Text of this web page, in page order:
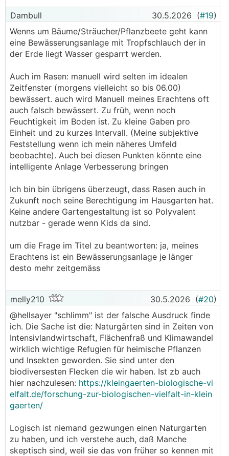
Dambull 30.5.2026 (#19)
Wenns um Bäume/Sträucher/Pflanzbeete geht kann
eine Bewässerungsanlage mit Tropfschlauch der in
der Erde liegt Wasser gesparrt werden.
Auch im Rasen: manuell wird selten im idealen
Zeitfenster (morgens vielleicht so bis 06.00)
bewässert. auch wird Manuell meines Erachtens oft
auch falsch bewässert. Zu früh, wenn noch
Feuchtigkeit im Boden ist. Zu kleine Gaben pro
Einheit und zu kurzes Intervall. (Meine subjektive
Feststellung wenn ich mein näheres Umfeld
beobachte). Auch bei diesen Punkten könnte eine
intelligente Anlage Verbesserung bringen
Ich bin bin übrigens überzeugt, dass Rasen auch in
Zukunft noch seine Berechtigung im Hausgarten hat.
Keine andere Gartengestaltung ist so Polyvalent
nutzbar - gerade wenn Kids da sind.
um die Frage im Titel zu beantworten: ja, meines
Erachtens ist ein Bewässerungsanlage je länger
desto mehr zeitgemäss
melly210 30.5.2026 (#20)
@hellsayer "schlimm" ist der falsche Ausdruck finde
ich. Die Sache ist die: Naturgärten sind in Zeiten von
Intensivlandwirtschaft, Flächenfraß und Klimawandel
wirklich wichtige Refugien für heimische Pflanzen
und Insekten geworden. Sie sind unter den
biodiversesten Flecken die wir haben. Ist zb auch
hier nachzulesen: https://kleingaerten-biologische-vi
elfalt.de/forschung-zur-biologischen-vielfalt-in-klein
gaerten/
Logisch ist niemand gezwungen einen Naturgarten
zu haben, und ich verstehe auch, daß Manche
skeptisch sind, weil sie das von früher so kennen mit